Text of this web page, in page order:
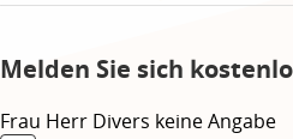
Melden Sie sich
Frau Herr Divers keine Angabe